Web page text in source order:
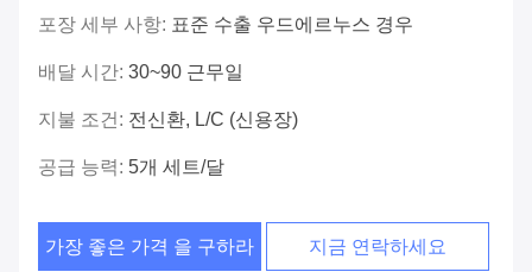
포장 세부 사항: 표준 수출 우드에르누스 경우
배달 시간: 30~90 근무일
지불 조건: 전신환, L/C (신용장)
공급 능력: 5개 세트/달
가장 좋은 가격 을 구하라 지금 연락하세요